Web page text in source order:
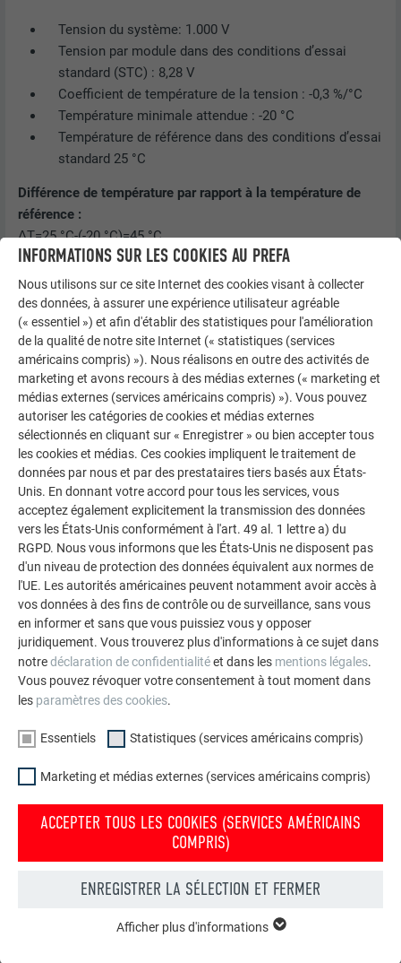
Tension du système: 1.000 V
Tension par module dans des conditions d’essai
standard (STC) : 8,28 V
Coefficient de température de la tension : -0,3 %/°C
Température minimale attendue : -20 °C
Température de référence dans des conditions d’essai
standard 25 °C
Différence de température par rapport à la température de
référence :
ΔT=25 °C-(-20 °C)=45 °C
de température :
ΔVmodule=VSTC×((ΔT × coefficient)/100)
ΔVmodule=8,28 V×((45 °C × 0,3 %)/100)
ΔVmodule=8,28 V×0,135=1,1178 V
Tension maximale par module à la température minimale :
Vmax=VSTC+ΔVmodule
Vmax=8,28 V+1,1178 V=9,3978V
Nombre maximum de modules autorisés en série :
Nmax=VSystem/Vmax
Nmax=(1000 V)/(9,3978 V) ≈ 106,42
Nombre maximum de modules pouvant être raccordés en
série à -20°C : 106
EXEMPLE DE TUILE SOLAIRE GRAND FORMAT :
Tension du système: 1.000 V
Tension par module dans des conditions d’essai
standard (STC) : 19,33 V
Température minimale attendue : -20 °C
standard 25 °C
Différence de température par rapport à la température de
ΔT=25 °C-(-20 °C)=45 °C
Augmentation de la tension par module due au changement
ΔVmodule=VSTC×((ΔT × coefficient)/100)
INFORMATIONS SUR LES COOKIES AU PREFA
Nous utilisons sur ce site Internet des cookies visant à collecter
des données, à assurer une expérience utilisateur agréable
(« essentiel ») et afin d'établir des statistiques pour l'amélioration
de la qualité de notre site Internet (« statistiques (services
américains compris) »). Nous réalisons en outre des activités de
marketing et avons recours à des médias externes (« marketing et
médias externes (services américains compris) »). Vous pouvez
autoriser les catégories de cookies et médias externes
sélectionnés en cliquant sur « Enregistrer » ou bien accepter tous
les cookies et médias. Ces cookies impliquent le traitement de
données par nous et par des prestataires tiers basés aux États-
Unis. En donnant votre accord pour tous les services, vous
acceptez également explicitement la transmission des données
vers les États-Unis conformément à l'art. 49 al. 1 lettre a) du
RGPD. Nous vous informons que les États-Unis ne disposent pas
d'un niveau de protection des données équivalent aux normes de
l'UE. Les autorités américaines peuvent notamment avoir accès à
vos données à des fins de contrôle ou de surveillance, sans vous
en informer et sans que vous puissiez vous y opposer
juridiquement. Vous trouverez plus d'informations à ce sujet dans
notredéclaration de confidentialitéet dans les mentions légales.
Vous pouvez révoquer votre consentement à tout moment dans
les paramètres des cookies.
Essentiels Statistiques (services américains compris)
Marketing et médias externes (services américains compris)
ACCEPTER TOUS LES COOKIES (SERVICES AMÉRICAINS
COMPRIS)
ENREGISTRER LA SÉLECTION ET FERMER
Afficher plus d'informations